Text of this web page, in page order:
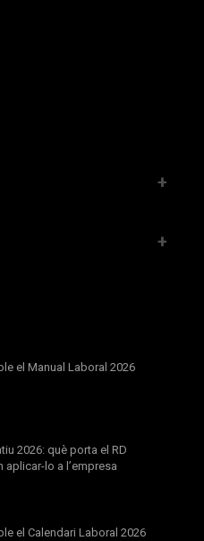
el Manual Laboral 2026
2026: què porta el RD
aplicar-lo a l’empresa
el Calendari Laboral 2026